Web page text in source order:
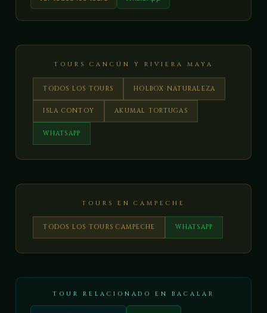
TOURS CANCÚN Y RIVIERA MAYA
TODOS LOS TOURS HOLBOX NATURALEZA
ISLA CONTOY AKUMAL TORTUGAS
WHATSAPP
TOURS EN CAMPECHE
TODOS LOS TOURS CAMPECHE WHATSAPP
TOUR RELACIONADO EN BACALAR